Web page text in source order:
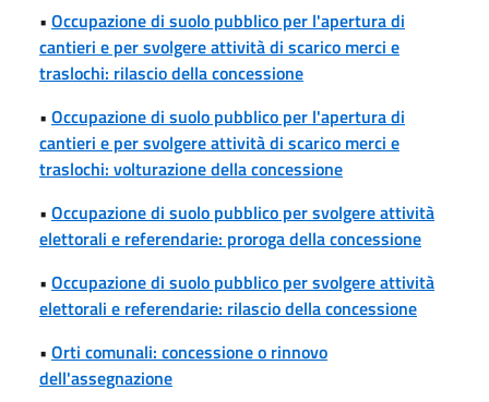
• Occupazione di suolo pubblico per l'apertura di
cantieri e per svolgere attività di scarico merci e
traslochi: rilascio della concessione
• Occupazione di suolo pubblico per l'apertura di
cantieri e per svolgere attività di scarico merci e
traslochi: volturazione della concessione
• Occupazione di suolo pubblico per svolgere attività
elettorali e referendarie: proroga della concessione
• Occupazione di suolo pubblico per svolgere attività
elettorali e referendarie: rilascio della concessione
• Orti comunali: concessione o rinnovo
dell'assegnazione